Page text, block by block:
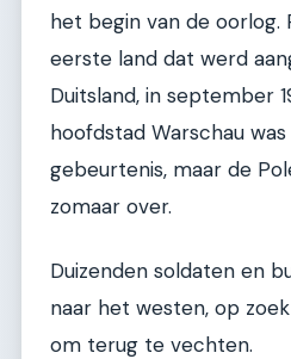
het begin van de oorlog.
eerste land dat werd
Duitsland, in september
hoofdstad Warschau
gebeurtenis, maar de
zomaar over.
Duizenden soldaten en
naar het westen, op
om terug te vechten.